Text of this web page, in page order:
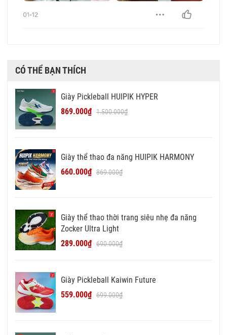
CÓ THỂ BẠN THÍCH
Giày Pickleball HUIPIK HYPER
869.000₫ 1.500.000₫
Giày thể thao đa năng HUIPIK HARMONY
660.000₫ 869.000₫
Giày thể thao thời trang siêu nhẹ đa năng
Zocker Ultra Light
289.000₫ 690.000₫
Giày Pickleball Kaiwin Future
559.000₫ 699.000₫